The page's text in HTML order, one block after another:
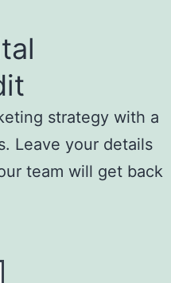
strategy with a
Leave your details
team will get back